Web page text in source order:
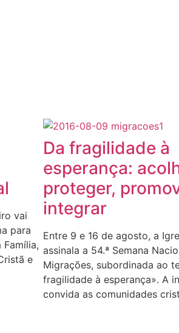
vai
para
e
Da fragilidade à
esperança:
proteger,
integrar
Entre 9 e 16 de agosto, a
assinala a 54.ª Semana
Migrações, subordinada ao
fragilidade à esperança». A
convida as comunidades